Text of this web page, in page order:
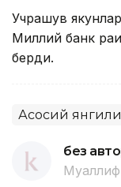
Учрашув
Миллий банк
берди.
Асосий
без
Муаллиф